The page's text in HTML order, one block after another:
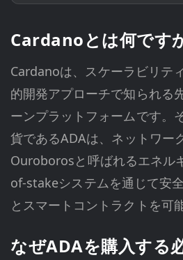
Cardanoとは何です
Cardanoは、スケーラビリテ
的開発アプローチで知られる
ーンプラットフォームです。
貨であるADAは、ネットワー
Ouroborosと呼ばれるエネル
of-stakeシステムを通じて安
とスマートコントラクトを可
なぜADAを購入する